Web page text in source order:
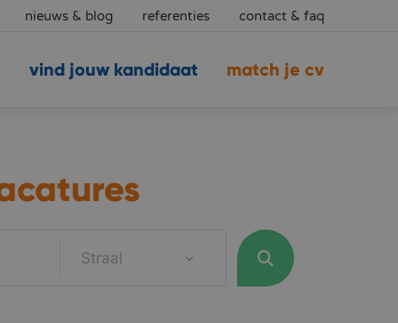
nieuws & blog referenties contact & faq
match je cv
vind jouw kandidaat
Straal